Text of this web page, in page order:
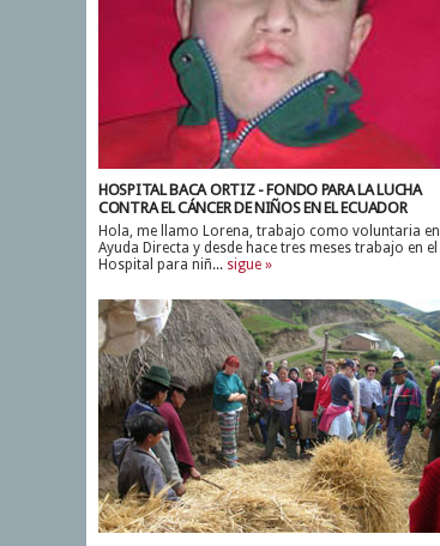
HOSPITAL BACA ORTIZ - FONDO PARA LA LUCHA
CONTRA EL CÁNCER DE NIÑOS EN EL ECUADOR
Hola, me llamo Lorena, trabajo como voluntaria en
Ayuda Directa y desde hace tres meses trabajo en el
Hospital para niñ... sigue »